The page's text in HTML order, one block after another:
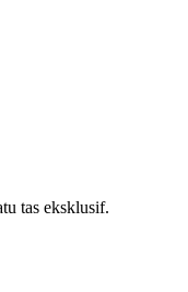
tas eksklusif.